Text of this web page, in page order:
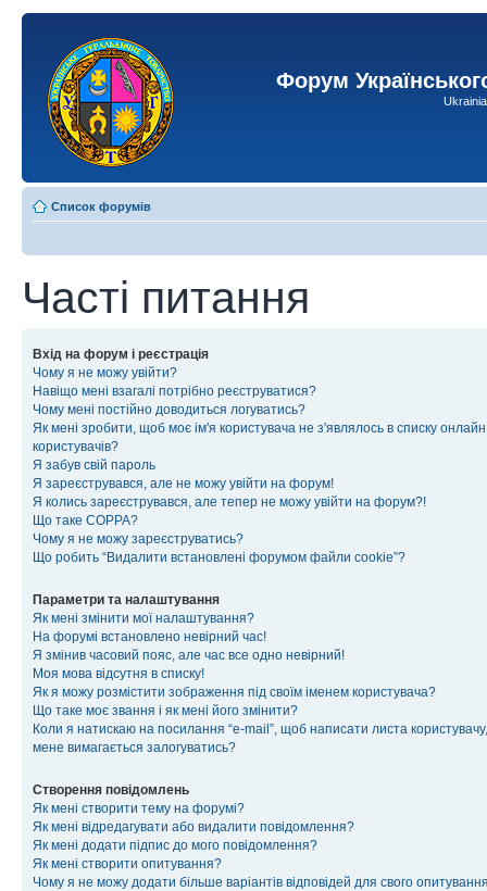
Форум
Список форумів
Часті питання
Вхід на форум і реєстрація
Чому я не можу увійти?
Навіщо мені взагалі потрібно реєструватися?
Чому мені постійно доводиться логуватись?
Як мені зробити, щоб моє ім'я користувача не з'являлось в списку онлайн
користувачів?
Я забув свій пароль
Я зареєструвався, але не можу увійти на форум!
Я колись зареєструвався, але тепер не можу увійти на форум?!
Що таке COPPA?
Чому я не можу зареєструватись?
Що робить “Видалити встановлені форумом файли cookie”?
Параметри та налаштування
Як мені змінити мої налаштування?
На форумі встановлено невірний час!
Я змінив часовий пояс, але час все одно невірний!
Моя мова відсутня в списку!
Як я можу розмістити зображення під своїм іменем користувача?
Що таке моє звання і як мені його змінити?
Коли я натискаю на посилання “e-mail”, щоб написати листа користувачу,
мене вимагається залогуватись?
Створення повідомлень
Як мені створити тему на форумі?
Як мені відредагувати або видалити повідомлення?
Як мені додати підпис до мого повідомлення?
Як мені створити опитування?
Чому я не можу додати більше варіантів відповідей для свого